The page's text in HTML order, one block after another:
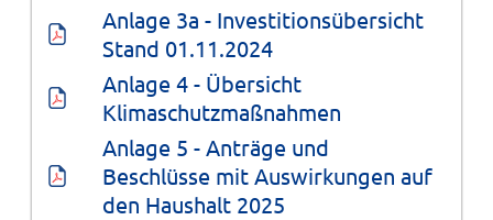
Anlage 3a - Investitionsübersicht
Stand 01.11.2024
Anlage 4 - Übersicht
Klimaschutzmaßnahmen
Anlage 5 - Anträge und
Beschlüsse mit Auswirkungen auf
den Haushalt 2025